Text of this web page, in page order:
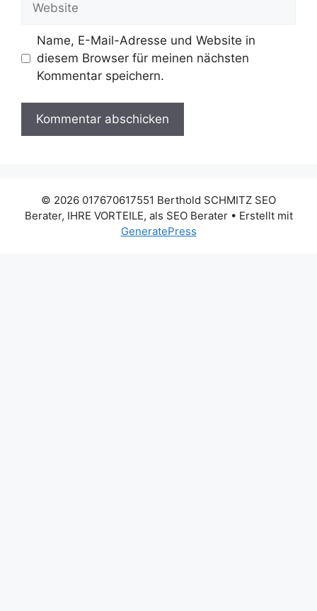
Name, E-Mail-Adresse und Website in
diesem Browser für meinen nächsten
Kommentar speichern.
© 2026 017670617551 Berthold SCHMITZ SEO
Berater, IHRE VORTEILE, als SEO Berater• Erstellt mit
GeneratePress